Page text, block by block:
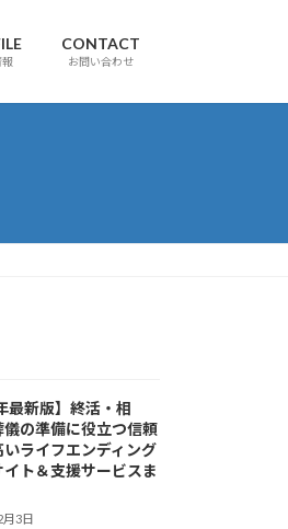
CONTACT
お問い合わせ
最新版】終活・相
儀の準備に役立つ信頼
いライフエンディング
イト＆支援サービスま
月3日